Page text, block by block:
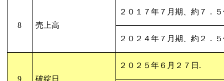
8 売上高
２０１７年７月期、約７．
２０２４年７月期、約２．
9 破綻日
２０２５年６月２７日 .